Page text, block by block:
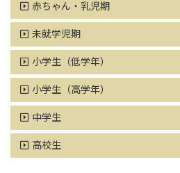
赤ちゃん・乳児期
未就学児期
小学生（低学年）
小学生（高学年）
中学生
高校生